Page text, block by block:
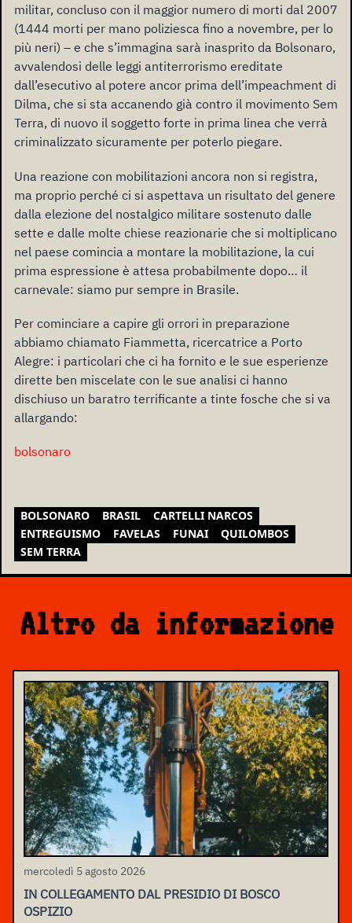
militar, concluso con il maggior numero di morti dal 2007
(1444 morti per mano poliziesca fino a novembre, per lo
più neri) – e che s’immagina sarà inasprito da Bolsonaro,
avvalendosi delle leggi antiterrorismo ereditate
dall’esecutivo al potere ancor prima dell’impeachment di
Dilma, che si sta accanendo già contro il movimento Sem
Terra, di nuovo il soggetto forte in prima linea che verrà
criminalizzato sicuramente per poterlo piegare.
Una reazione con mobilitazioni ancora non si registra,
ma proprio perché ci si aspettava un risultato del genere
dalla elezione del nostalgico militare sostenuto dalle
sette e dalle molte chiese reazionarie che si moltiplicano
nel paese comincia a montare la mobilitazione, la cui
prima espressione è attesa probabilmente dopo… il
carnevale: siamo pur sempre in Brasile.
Per cominciare a capire gli orrori in preparazione
abbiamo chiamato Fiammetta, ricercatrice a Porto
Alegre: i particolari che ci ha fornito e le sue esperienze
dirette ben miscelate con le sue analisi ci hanno
dischiuso un baratro terrificante a tinte fosche che si va
allargando:
bolsonaro
BOLSONARO BRASIL
CARTELLI NARCOS
ENTREGUISMO
FAVELAS FUNAI
QUILOMBOS
SEM TERRA
Altro da informazione
mercoledì 5 agosto 2026
IN COLLEGAMENTO DAL PRESIDIO DI BOSCO
OSPIZIO